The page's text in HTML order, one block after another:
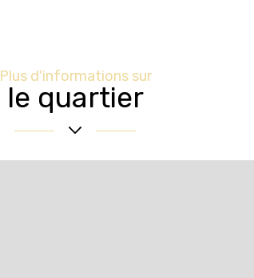
Plus d'informations sur
le quartier